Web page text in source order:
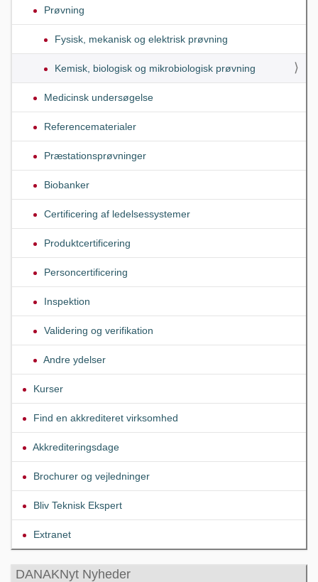
Prøvning
Fysisk, mekanisk og elektrisk prøvning
Kemisk, biologisk og mikrobiologisk prøvning
Medicinsk undersøgelse
Referencematerialer
Præstationsprøvninger
Biobanker
Certificering af ledelsessystemer
Produktcertificering
Personcertificering
Inspektion
Validering og verifikation
Andre ydelser
Kurser
Find en akkrediteret virksomhed
Akkrediteringsdage
Brochurer og vejledninger
Bliv Teknisk Ekspert
Extranet
DANAKNyt Nyheder